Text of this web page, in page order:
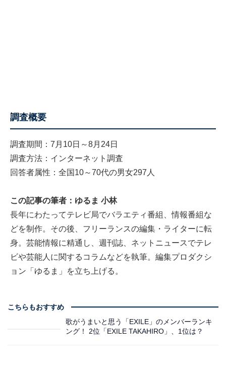
調査概要
調査期間：7月10日～8月24日
調査方法：インターネット調査
回答者属性：全国10～70代の男女297人
この記事の筆者：ゆるま 小林
長年にわたってテレビ局でバラエティ番組、情報番組な
どを制作。その後、フリーランスの編集・ライターに転
身。芸能情報に精通し、週刊誌、ネットニュースでテレ
ビや芸能人に関するコラムなどを執筆。編集プロダクシ
ョン「ゆるま」を立ち上げる。
こちらもおすすめ
歌がうまいと思う「EXILE」のメンバーランキ
ング！ 2位「EXILE TAKAHIRO」、1位は？